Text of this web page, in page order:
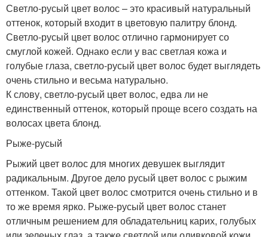
Светло-русый цвет волос – это красивый натуральный
оттенок, который входит в цветовую палитру блонд.
Светло-русый цвет волос отлично гармонирует со
смуглой кожей. Однако если у вас светлая кожа и
голубые глаза, светло-русый цвет волос будет выглядеть
очень стильно и весьма натурально.
К слову, светло-русый цвет волос, едва ли не
единственный оттенок, который проще всего создать на
волосах цвета блонд.
Рыже-русый
Рыжий цвет волос для многих девушек выглядит
радикальным. Другое дело русый цвет волос с рыжим
оттенком. Такой цвет волос смотрится очень стильно и в
то же время ярко. Рыже-русый цвет волос станет
отличным решением для обладательниц карих, голубых